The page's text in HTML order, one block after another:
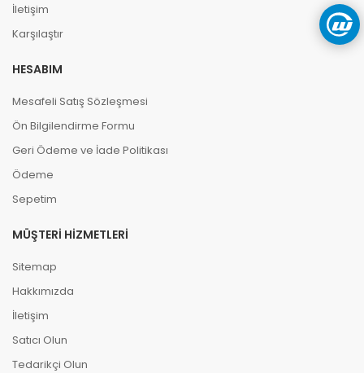
İletişim
Karşılaştır
HESABIM
Mesafeli Satış Sözleşmesi
Ön Bilgilendirme Formu
Geri Ödeme ve İade Politikası
Ödeme
Sepetim
MÜŞTERI HIZMETLERI
Sitemap
Hakkımızda
İletişim
Satıcı Olun
Tedarikçi Olun